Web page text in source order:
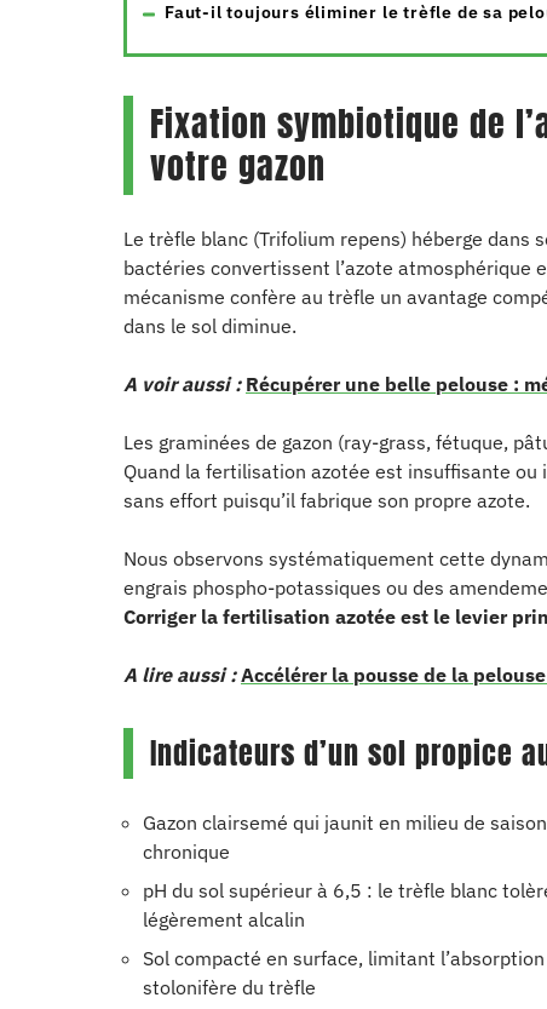
Faut-il toujours éliminer le trèfle de sa
Fixation symbiotique de
votre gazon
Le trèfle blanc (Trifolium repens) héberge dans
bactéries convertissent l’azote atmosphérique
mécanisme confère au trèfle un avantage
dans le sol diminue.
A voir aussi : Récupérer une belle pelouse :
Les graminées de gazon (ray-grass, fétuque,
Quand la fertilisation azotée est insuffisante
sans effort puisqu’il fabrique son propre azote.
Nous observons systématiquement cette
engrais phospho-potassiques ou des
Corriger la fertilisation azotée est le levier
A lire aussi : Accélérer la pousse de la
Indicateurs d’un sol propice
Gazon clairsemé qui jaunit en milieu de
chronique
pH du sol supérieur à 6,5 : le trèfle blanc
légèrement alcalin
Sol compacté en surface, limitant
stolonifère du trèfle